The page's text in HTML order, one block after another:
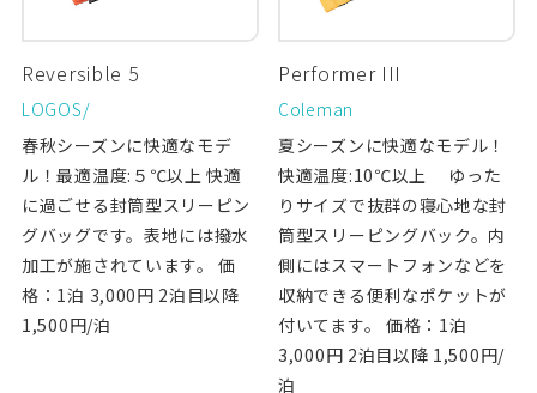
Reversible 5
LOGOS/
春秋シーズンに快適なモデ
ル！最適温度:５℃以上 快適
に過ごせる封筒型スリーピン
グバッグです。表地には撥水
加工が施されています。 価
格：1泊 3,000円 2泊目以降
1,500円/泊
Performer III
Coleman
夏シーズンに快適なモデル！
快適温度:10℃以上 ゆった
りサイズで抜群の寝心地な封
筒型スリーピングバック。内
側にはスマートフォンなどを
収納できる便利なポケットが
付いてます。 価格：1泊
3,000円 2泊目以降 1,500円/
泊